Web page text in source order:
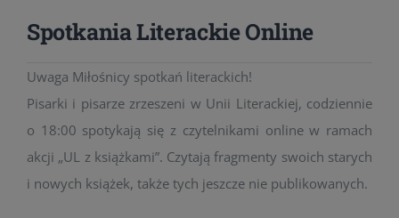
Spotkania Literackie Online
Uwaga Miłośnicy spotkań literackich!
Pisarki i pisarze zrzeszeni w Unii Literackiej, codziennie
o 18:00 spotykają się z czytelnikami online w ramach
akcji „UL z książkami”. Czytają fragmenty swoich starych
i nowych książek, także tych jeszcze nie publikowanych.